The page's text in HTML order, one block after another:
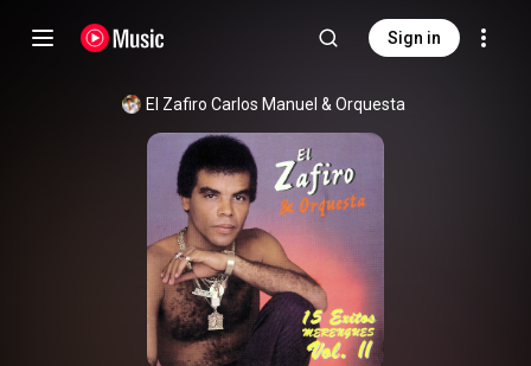
Sign in
El Zafiro Carlos Manuel & Orquesta